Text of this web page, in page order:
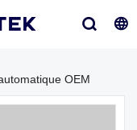
OEM